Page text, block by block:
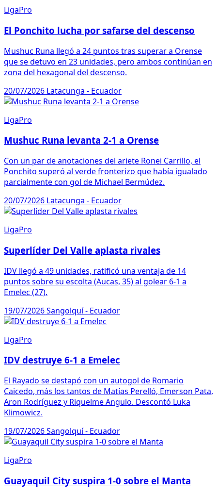
LigaPro
El Ponchito lucha por safarse del descenso
Mushuc Runa llegó a 24 puntos tras superar a Orense
que se detuvo en 23 unidades, pero ambos continúan en
zona del hexagonal del descenso.
20/07/2026 Latacunga - Ecuador
LigaPro
Mushuc Runa levanta 2-1 a Orense
Con un par de anotaciones del ariete Ronei Carrillo, el
Ponchito superó al verde fronterizo que había igualado
parcialmente con gol de Michael Bermúdez.
20/07/2026 Latacunga - Ecuador
LigaPro
Superlíder Del Valle aplasta rivales
IDV llegó a 49 unidades, ratificó una ventaja de 14
puntos sobre su escolta (Aucas, 35) al golear 6-1 a
Emelec (27).
19/07/2026Sangolquí - Ecuador
LigaPro
IDV destruye 6-1 a Emelec
El Rayado se destapó con un autogol de Romario
Caicedo, más los tantos de Matías Perelló, Emerson Pata,
Aron Rodríguez y Riquelme Angulo. Descontó Luka
Klimowicz.
19/07/2026Sangolquí - Ecuador
LigaPro
Guayaquil City suspira 1-0 sobre el Manta